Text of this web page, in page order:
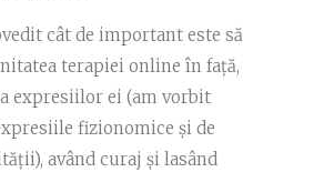
cât de important este să
terapiei online în față,
expresiilor ei (am vorbit
fizionomice și de
având curaj și lasând